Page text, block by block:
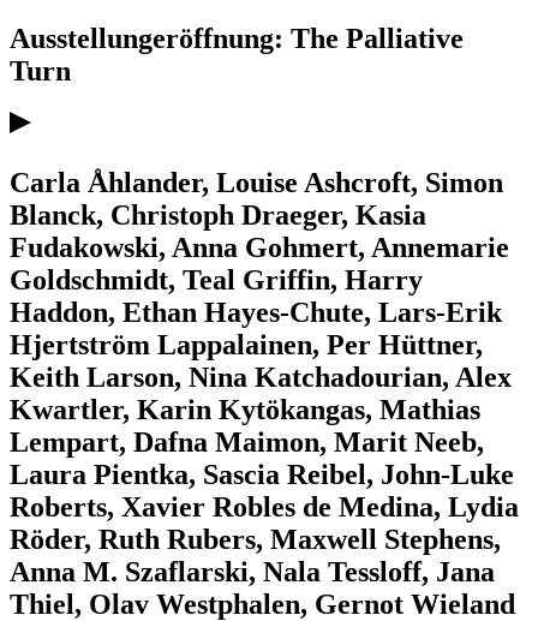
Ausstellungeröffnung: The Palliative
Turn
Carla Åhlander, Louise Ashcroft, Simon
Blanck, Christoph Draeger, Kasia
Fudakowski, Anna Gohmert, Annemarie
Goldschmidt, Teal Griffin, Harry
Haddon, Ethan Hayes-Chute, Lars-Erik
Hjertström Lappalainen, Per Hüttner,
Keith Larson, Nina Katchadourian, Alex
Kwartler, Karin Kytökangas, Mathias
Lempart, Dafna Maimon, Marit Neeb,
Laura Pientka, Sascia Reibel, John-Luke
Roberts, Xavier Robles de Medina, Lydia
Röder, Ruth Rubers, Maxwell Stephens,
Anna M. Szaflarski, Nala Tessloff, Jana
Thiel, Olav Westphalen, Gernot Wieland